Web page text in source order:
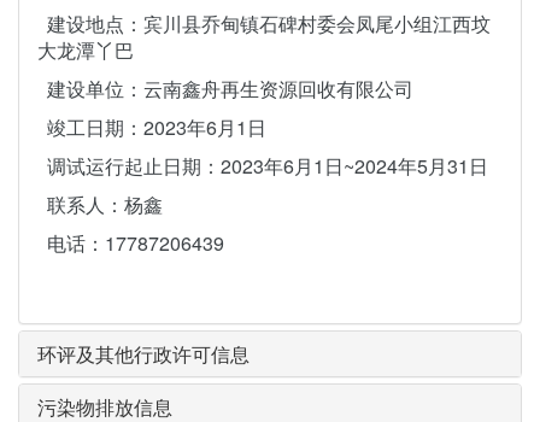
建设地点：宾川县乔甸镇石碑村委会凤尾小组江西坟
大龙潭丫巴
建设单位：云南鑫舟再生资源回收有限公司
竣工日期：2023年6月1日
调试运行起止日期：2023年6月1日~2024年5月31日
联系人：杨鑫
电话：17787206439
环评及其他行政许可信息
污染物排放信息